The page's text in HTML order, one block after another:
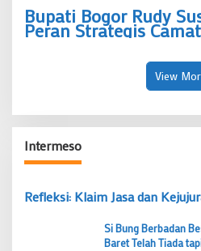
Bupati Bogor Rudy
Peran Strategis
Tingkatkan
View
Intermeso
Refleksi: Klaim Jasa dan
Si Bung Berbadan
Baret Telah Tiada